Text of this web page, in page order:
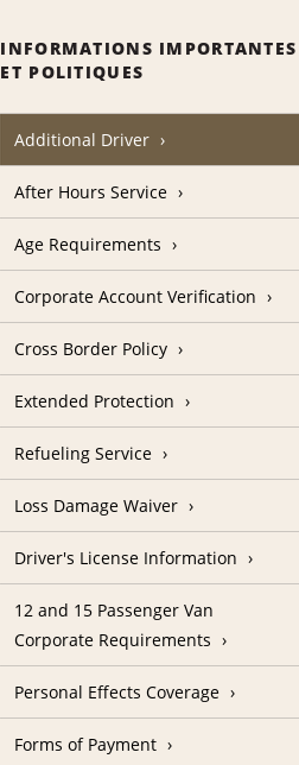
INFORMATIONS IMPORTANTES
ET POLITIQUES
Additional Driver
After Hours Service
Age Requirements
Corporate Account Verification
Cross Border Policy
Extended Protection
Refueling Service
Loss Damage Waiver
Driver's License Information
12 and 15 Passenger Van
Corporate Requirements
Personal Effects Coverage
Forms of Payment